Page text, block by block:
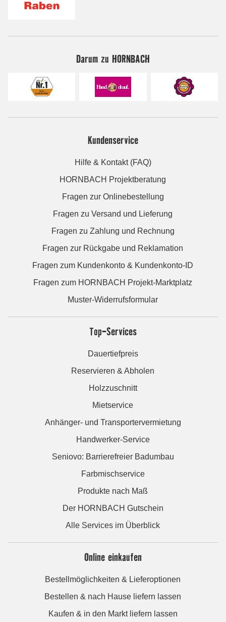
Darum zu HORNBACH
Kundenservice
Hilfe & Kontakt (FAQ)
HORNBACH Projektberatung
Fragen zur Onlinebestellung
Fragen zu Versand und Lieferung
Fragen zu Zahlung und Rechnung
Fragen zur Rückgabe und Reklamation
Fragen zum Kundenkonto & Kundenkonto-ID
Fragen zum HORNBACH Projekt-Marktplatz
Muster-Widerrufsformular
Top-Services
Dauertiefpreis
Reservieren & Abholen
Holzzuschnitt
Mietservice
Anhänger- und Transportervermietung
Handwerker-Service
Seniovo: Barrierefreier Badumbau
Farbmischservice
Produkte nach Maß
Der HORNBACH Gutschein
Alle Services im Überblick
Online einkaufen
Bestellmöglichkeiten & Lieferoptionen
Bestellen & nach Hause liefern lassen
Kaufen & in den Markt liefern lassen